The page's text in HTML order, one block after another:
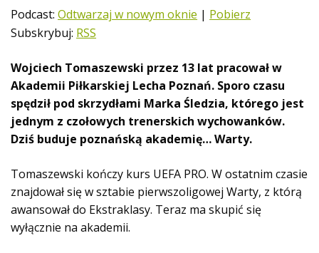
t
w
a
z
a
c
z
p
k
ó
w
Podcast:Odtwarzaj w nowym oknie | Pobierz
Subskrybuj: RSS
Wojciech Tomaszewski przez 13 lat pracował w
Akademii Piłkarskiej Lecha Poznań. Sporo czasu
spędził pod skrzydłami Marka Śledzia, którego jest
jednym z czołowych trenerskich wychowanków.
Dziś buduje poznańską akademię… Warty.
Tomaszewski kończy kurs UEFA PRO. W ostatnim czasie
znajdował się w sztabie pierwszoligowej Warty, z którą
awansował do Ekstraklasy. Teraz ma skupić się
wyłącznie na akademii.